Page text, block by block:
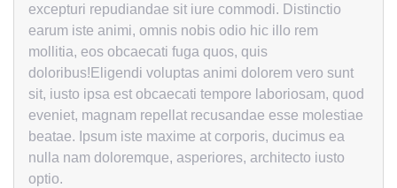
excepturi repudiandae sit iure commodi. Distinctio
earum iste animi, omnis nobis odio hic illo rem
mollitia, eos obcaecati fuga quos, quis
doloribus!Eligendi voluptas animi dolorem vero sunt
sit, iusto ipsa est obcaecati tempore laboriosam, quod
eveniet, magnam repellat recusandae esse molestiae
beatae. Ipsum iste maxime at corporis, ducimus ea
nulla nam doloremque, asperiores, architecto iusto
optio.